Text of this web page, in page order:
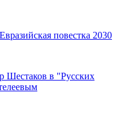
повестка 2030
Шестаков в "Русских